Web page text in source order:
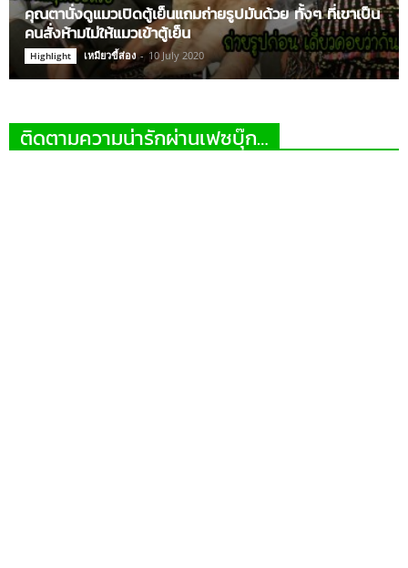
คุณตานั่งดูแมวเปิดตู้เย็นแถมถ่ายรูปมันด้วย ทั้งๆ ที่เขาเป็น
คนสั่งห้ามไม่ให้แมวเข้าตู้เย็น
Highlight เหมียวขี้ส่อง - 10 July 2020
ติดตามความน่ารักผ่านเฟซบุ๊ก…